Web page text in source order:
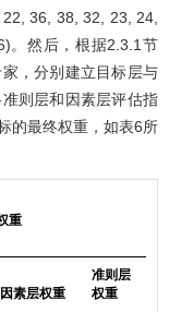
36, 38, 32, 23, 24,
。然后，根据2.3.1节
，分别建立目标层与
则层和因素层评估指
的最终权重，如表6所
重
因素层权重
准则层
权重